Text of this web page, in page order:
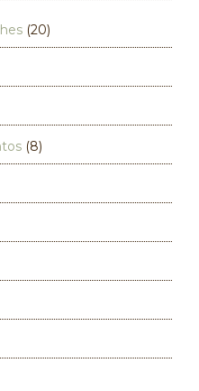
(20)
(8)